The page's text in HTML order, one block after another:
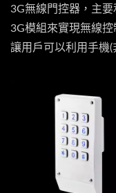
3G無線門控器，主要
3G模組來實現無線控
讓用戶可以利用手機(
會產生任何通話費用。